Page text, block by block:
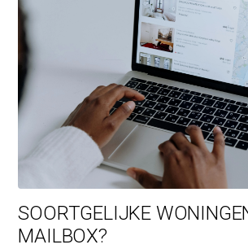
SOORTGELIJKE
MAILBOX?